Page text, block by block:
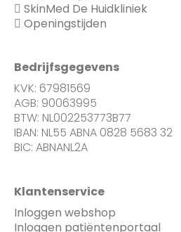
SkinMed De Huidkliniek
Openingstijden
Bedrijfsgegevens
KVK: 67981569
AGB: 90063995
BTW: NL002253773B77
IBAN: NL55 ABNA 0828 5683 32
BIC: ABNANL2A
Klantenservice
Inloggen webshop
Inloggen patiëntenportaal